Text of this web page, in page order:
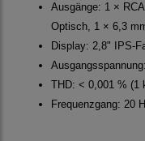
Ausgänge: 1 ×
Optisch, 1 × 6,3
Display: 2,8" IPS-
THD: < 0,001 % (1
Frequenzgang: 20